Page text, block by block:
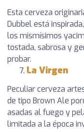
Esta cerveza
Dubbel está
los mismísimos
tostada, sabrosa y
probar.
La Virgen
Peculiar cerveza
de tipo Brown Ale
asadas al fuego y
limitada a la época